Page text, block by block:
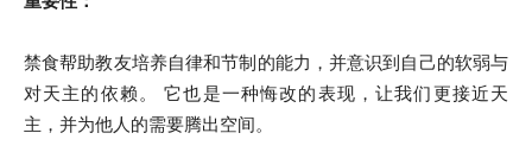
禁食帮助教友培养自律和节制的能力，并意识到自己的软弱与
对天主的依赖。 它也是一种悔改的表现，让我们更接近天
主，并为他人的需要腾出空间。